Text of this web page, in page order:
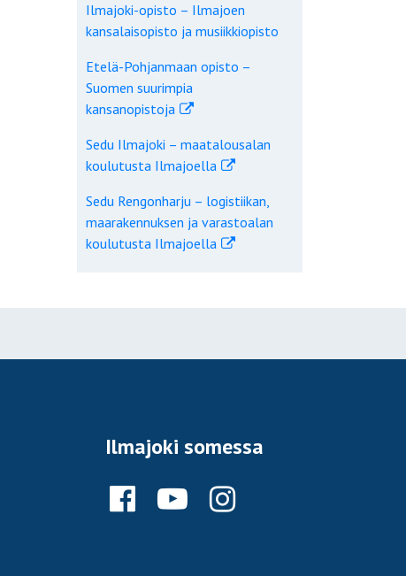
Ilmajoki-opisto – Ilmajoen
kansalaisopisto ja musiikkiopisto
Etelä-Pohjanmaan opisto –
Suomen suurimpia
kansanopistoja
Sedu Ilmajoki – maatalousalan
koulutusta Ilmajoella
Sedu Rengonharju – logistiikan,
maarakennuksen ja varastoalan
koulutusta Ilmajoella
Ilmajoki somessa